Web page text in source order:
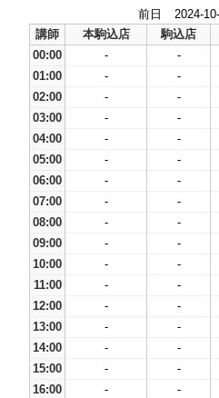
前日 2024-
講師
本駒込店 駒込店
00:00
- -
01:00
- -
02:00
- -
03:00
- -
04:00
- -
05:00
- -
06:00
- -
07:00
- -
08:00
- -
09:00
- -
10:00
- -
11:00
- -
12:00
- -
13:00
- -
14:00
- -
15:00
- -
16:00
- -